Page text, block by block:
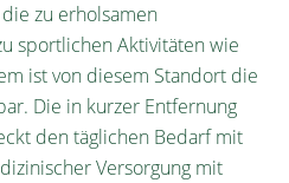
zu erholsamen
sportlichen Aktivitäten wie
ist von diesem Standort die
Die in kurzer Entfernung
den täglichen Bedarf mit
Versorgung mit